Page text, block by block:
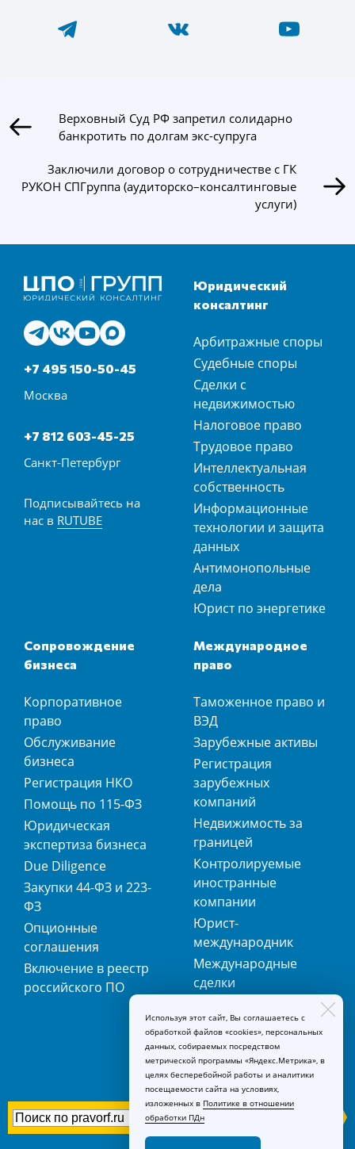
Верховный Суд РФ запретил солидарно
банкротить по долгам экс-супруга
Заключили договор о сотрудничестве с ГК
РУКОН СПГруппа (аудиторско–консалтинговые
услуги)
+7 495 150-50-45
Москва
+7 812 603-45-25
Санкт-Петербург
Подписывайтесь на
нас в RUTUBE
Юридический
консалтинг
Арбитражные споры
Судебные споры
Сделки с
недвижимостью
Налоговое право
Трудовое право
Интеллектуальная
собственность
Информационные
технологии и защита
данных
Антимонопольные
дела
Юрист по энергетике
Сопровождение
бизнеса
Корпоративное
право
Обслуживание
бизнеса
Регистрация НКО
Помощь по 115-ФЗ
Юридическая
экспертиза бизнеса
Due Diligence
Закупки 44-ФЗ и 223-
ФЗ
Опционные
соглашения
Включение в реестр
российского ПО
Международное
право
Таможенное право и
ВЭД
Зарубежные активы
Регистрация
зарубежных
компаний
Недвижимость за
границей
Контролируемые
иностранные
компании
Юрист-
международник
Международные
сделки
регистрация
товарных знаков
Используя этот сайт, Вы соглашаетесь с
обработкой файлов «cookies», персональных
данных, собираемых посредством
метрической программы «Яндекс.Метрика», в
целях бесперебойной работы и аналитики
посещаемости сайта на условиях,
изложенных в Политике в отношении
обработки ПДн